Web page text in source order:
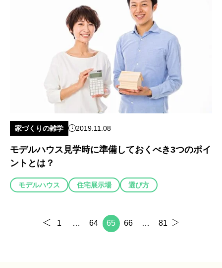
家づくりの雑学 2019.11.08
モデルハウス見学時に準備しておくべき3つのポイ
ントとは？
モデルハウス 住宅展示場 選び方
1 … 64 65 66 … 81